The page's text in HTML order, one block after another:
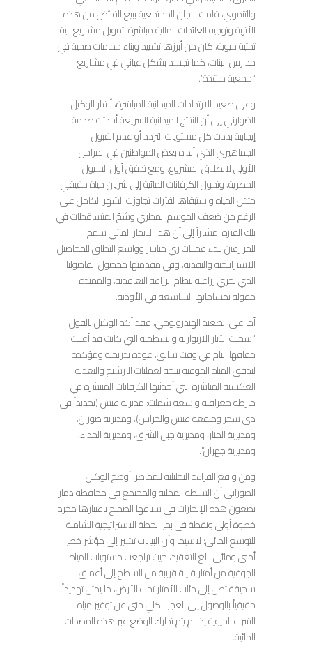
والتنموي، قامت اللجان المجتمعية ببيع الفائض من هذه
الأتربة وتوجيه العائدات المالية مباشرة لتمويل مشاريع بنية
تحتية حيوية، كان من أبرزها تشييد وبناء حمامات صحية في
مدارس البنات، كما تجسد بشكل عياني في مشاريع
“جمعية منقذة”.
وعلى صعيد الارتدادات الميدانية المباشرة، أشار الوكيل
الضوارني إلى أن النتائج الميدانية السريعة أحدثت صدمة
إيجابية بددت كل مستويات التردد أو عدم القبول
الجماهيري الذي أبداه بعض المواطنين في المراحل
الأولى لانطلاق المشروع. ومع تدفق أول السيول
المطرية، وتحول الكرفانات المائية إلى شريان حياة حقيقي
حبَسَ المياه واستبقاها لفترات تجاوزت الشهر الكامل على
الرغم من ضعف الموسم المطري وشحّ المتساقطات في
تلك الفترة. مشيراً إلى أن هذا الانجاز المائي سمح
للمزارعين ببدء عمليات ري مباشر وواسع النطاق للمحاصيل
الاستراتيجية والنقدية، وفي مقدمتها محصول الفاصوليا
الذي يجري زراعته بنظام الزراعة التعاقدية، والممتدة
حقوله بمساحاتها الشاسعة في الأودية.
أما على الصعيد الهيدرولوجي، فقد أكد الوكيل بالقول:
“سجلت الآبار الارتوازية والسطحية التي كانت قد أعلنت
جفافها التام في وقت سابق، عودة تدريجية ومؤكدة
لتدفق المياه الجوفية نتيجة لعمليات الترشيح والتغذية
العكسية المباشرة التي أحدثتها الكرفانات المنتشرة في
خارطة جغرافية واسعة شملت: مديرية عنس (تحديداً في
ذي سحر وميفعة عنس والجراش)، ومديرية ضوران،
ومديرية المنار، ومديرية جبل الشرق، ومديرية الحداء،
ومديرية جهران”.
ومن واقع القراءة التحليلية للمخاطر، أوضح الوكيل
الضوراني أن السلطة المحلية والمجتمع في محافظة ذمار
يضعون هذه الإنجازات في سياقها الصحيح باعتبارها مجرد
خطوة أولى ونقطة في بحر الخطة الاستراتيجية الشاملة
للتوسع المائي؛ لاسيما وأن البيانات تشير إلى مؤشر خطر
أمني ومائي بالغ التعقيد، حيث تراجعت مستويات المياه
الجوفية من أمتار قليلة قريبة من السطح إلى أعماق
سحيقة تصل إلى مئات الأمتار تحت الأرض، ما يمثل تهديداً
حقيقياً بالوصول إلى العجز الكلي حتى عن توفير مياه
الشرب الحيوية إذا لم يتم تدارك الوضع عبر هذه المصدات
المائية.